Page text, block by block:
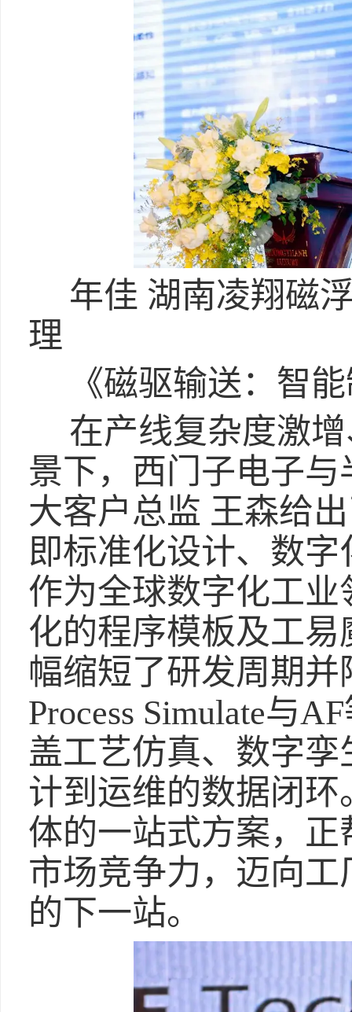
年佳 湖南凌翔磁
理
《磁驱输送：智
在产线复杂度激
景下，西门子电子
大客户总监 王森给
即标准化设计、数
作为全球数字化工
化的程序模板及工
幅缩短了研发周期
Process Simulate与
盖工艺仿真、数字
计到运维的数据闭
体的一站式方案，
市场竞争力，迈向
的下一站。